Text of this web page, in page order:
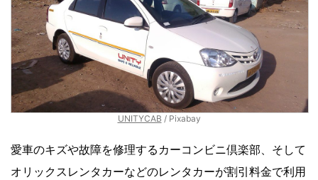
UNITYCAB / Pixabay
愛車のキズや故障を修理するカーコンビニ倶楽部、そして
オリックスレンタカーなどのレンタカーが割引料金で利用